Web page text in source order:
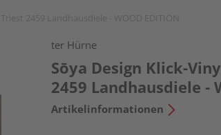
ter Hürne
Sōya Design Klick-
2459 Landhausdiele -
Artikelinformationen